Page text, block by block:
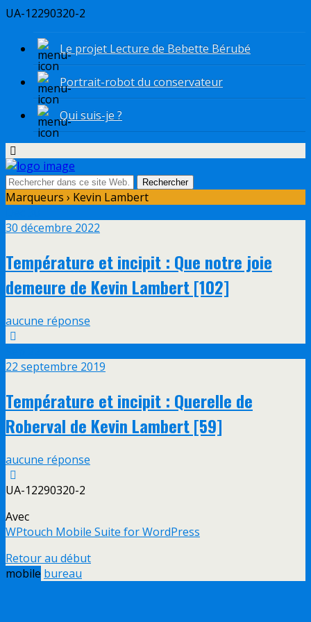
UA-12290320-2
Le projet Lecture de Bebette Bérubé
Portrait-robot du conservateur
Qui suis-je ?
Marqueurs › Kevin Lambert
30 décembre 2022
Température et incipit : Que notre joie
demeure de Kevin Lambert [102]
aucune réponse
22 septembre 2019
Température et incipit : Querelle de
Roberval de Kevin Lambert [59]
aucune réponse
UA-12290320-2
Avec
WPtouch Mobile Suite for WordPress
Retour au début
mobile bureau